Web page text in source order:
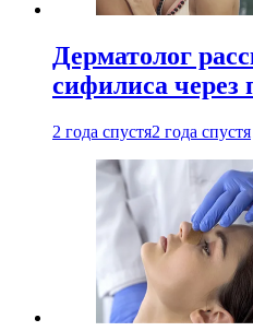
Дерматолог
сифилиса через
2 года спустя2 года спустя